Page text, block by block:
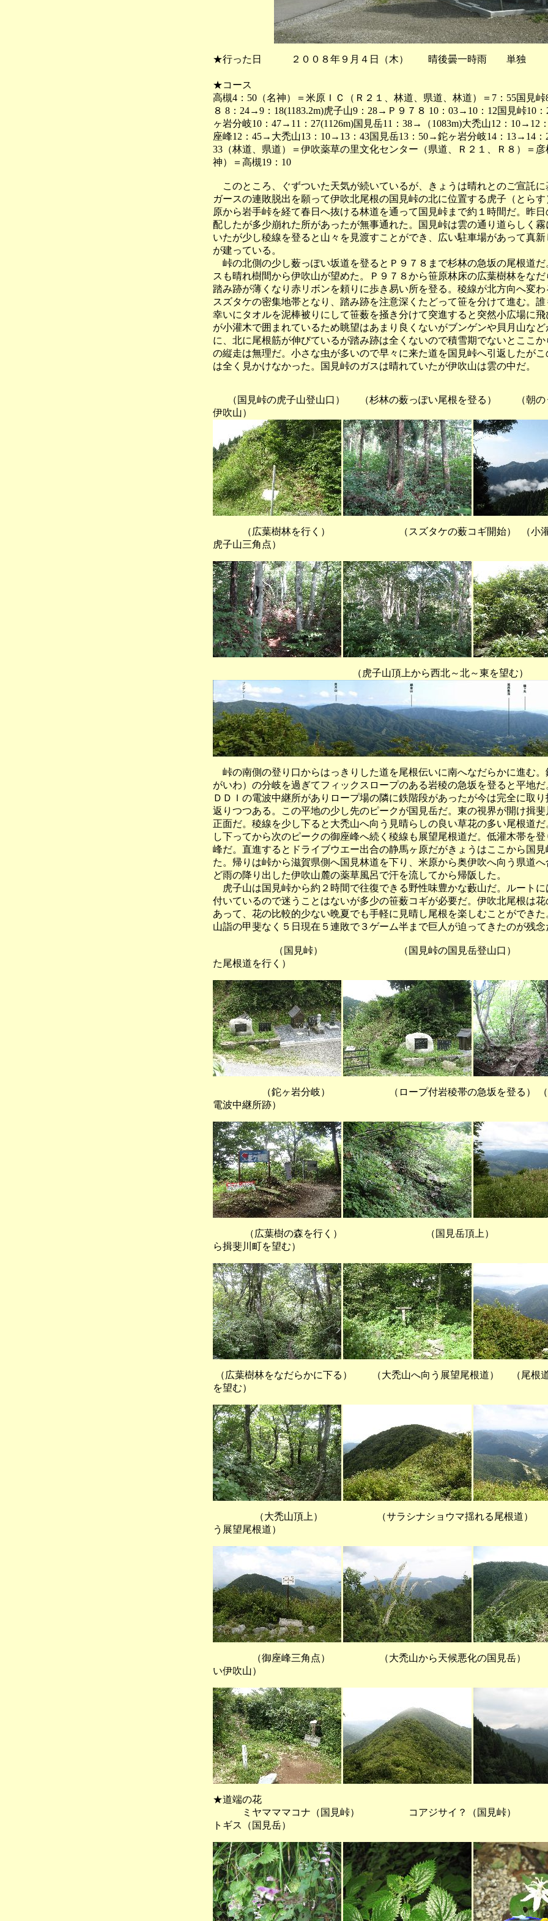
★行った日 ２００８年９月４日（木） 晴後曇一時雨 単独
★コース
高槻4：50（名神）＝米原ＩＣ（Ｒ２１、林道、県道、林道）＝7：55国見
８ 8：24→9：18(1183.2m)虎子山9：28→Ｐ９７８ 10：03→10：12国見峠10
ヶ岩分岐10：47→11：27(1126m)国見岳11：38→（1083m)大禿山12：10→12
座峰12：45→大禿山13：10→13：43国見岳13：50→鉈ヶ岩分岐14：13→14：
33（林道、県道）＝伊吹薬草の里文化センター（県道、Ｒ２１、Ｒ８）＝
神）＝高槻19：10
このところ、ぐずついた天気が続いているが、きょうは晴れとのご宣託に
ガースの連敗脱出を願って伊吹北尾根の国見峠の北に位置する虎子（とら
原から岩手峠を経て春日へ抜ける林道を通って国見峠まで約１時間だ。昨
配したが多少崩れた所があったが無事通れた。国見峠は雲の通り道らしく
いたが少し稜線を登ると山々を見渡すことができ、広い駐車場があって真
が建っている。
峠の北側の少し薮っぽい坂道を登るとＰ９７８まで杉林の急坂の尾根道だ
スも晴れ樹間から伊吹山が望めた。Ｐ９７８から笹原林床の広葉樹林をな
踏み跡が薄くなり赤リボンを頼りに歩き易い所を登る。稜線が北方向へ変
スズタケの密集地帯となり、踏み跡を注意深くたどって笹を分けて進む。
幸いにタオルを泥棒被りにして笹薮を掻き分けて突進すると突然小広場に
が小灌木で囲まれているため眺望はあまり良くないがブンゲンや貝月山な
に、北に尾根筋が伸びているが踏み跡は全くないので積雪期でないとここ
の縦走は無理だ。小さな虫が多いので早々に来た道を国見峠へ引返したが
は全く見かけなかった。国見峠のガスは晴れていたが伊吹山は雲の中だ。
（国見峠の虎子山登山口） （杉林の薮っぽい尾根を登る） （朝の
伊吹山）
（広葉樹林を行く） （スズタケの薮コギ開始） （小灌木
虎子山三角点）
（虎子山頂上から西北～北～東を望む）
峠の南側の登り口からはっきりした道を尾根伝いに南へなだらかに進む。
がいわ）の分岐を過ぎてフィックスロープのある岩稜の急坂を登ると平地
ＤＤＩの電波中継所がありロープ場の隣に鉄階段があったが今は完全に取
返りつつある。この平地の少し先のピークが国見岳だ。東の視界が開け揖
正面だ。稜線を少し下ると大禿山へ向う見晴らしの良い草花の多い尾根道
し下ってから次のピークの御座峰へ続く稜線も展望尾根道だ。低灌木帯を
峰だ。直進するとドライブウエー出合の静馬ヶ原だがきょうはここから国見
た。帰りは峠から滋賀県側へ国見林道を下り、米原から奥伊吹へ向う県道
ど雨の降り出した伊吹山麓の薬草風呂で汗を流してから帰阪した。
虎子山は国見峠から約２時間で往復できる野性味豊かな藪山だ。ルートに
付いているので迷うことはないが多少の笹薮コギが必要だ。伊吹北尾根は
あって、花の比較的少ない晩夏でも手軽に見晴し尾根を楽しむことができ
山詣の甲斐なく５日現在５連敗で３ゲーム半まで巨人が迫ってきたのが残念
（国見峠） （国見峠の国見岳登山口） （し
た尾根道を行く）
（鉈ヶ岩分岐） （ロープ付岩稜帯の急坂を登る） （数
電波中継所跡）
（広葉樹の森を行く） （国見岳頂上） （
ら揖斐川町を望む）
（広葉樹林をなだらかに下る） （大禿山へ向う展望尾根道） （尾根
を望む）
（大禿山頂上） （サラシナショウマ揺れる尾根道） （
う展望尾根道）
（御座峰三角点） （大禿山から天候悪化の国見岳） （
い伊吹山）
★道端の花
ミヤマママコナ（国見峠） コアジサイ？（国見峠）
トギス（国見岳）